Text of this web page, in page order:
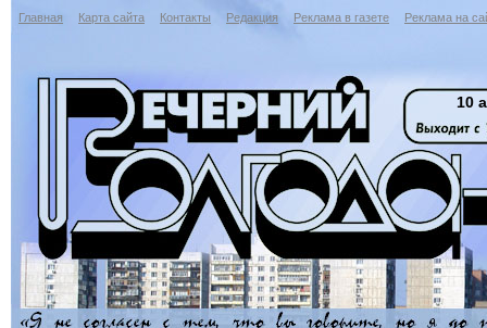
Главная Карта сайта Контакты Редакция Реклама в газете Реклама на
10